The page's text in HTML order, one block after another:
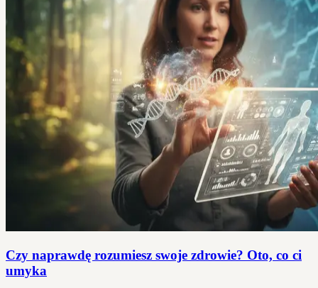
Czy naprawdę rozumiesz swoje zdrowie? Oto, co ci
umyka